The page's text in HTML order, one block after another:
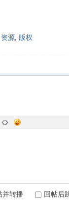
资源, 版权
并转播 回帖后